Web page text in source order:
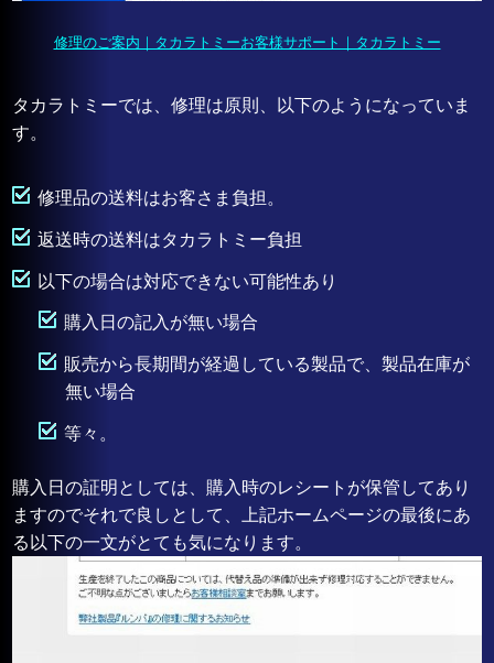
修理のご案内｜タカラトミーお客様サポート｜タカラトミー
タカラトミーでは、修理は原則、以下のようになっていま
す。
修理品の送料はお客さま負担。
返送時の送料はタカラトミー負担
以下の場合は対応できない可能性あり
購入日の記入が無い場合
販売から長期間が経過している製品で、製品在庫が
無い場合
等々。
購入日の証明としては、購入時のレシートが保管してあり
ますのでそれで良しとして、上記ホームページの最後にあ
る以下の一文がとても気になります。